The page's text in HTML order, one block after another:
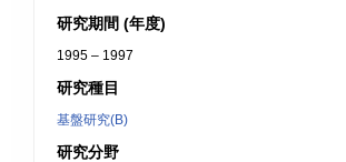
研究期間 (年度)
1995 – 1997
研究種目
基盤研究(B)
研究分野